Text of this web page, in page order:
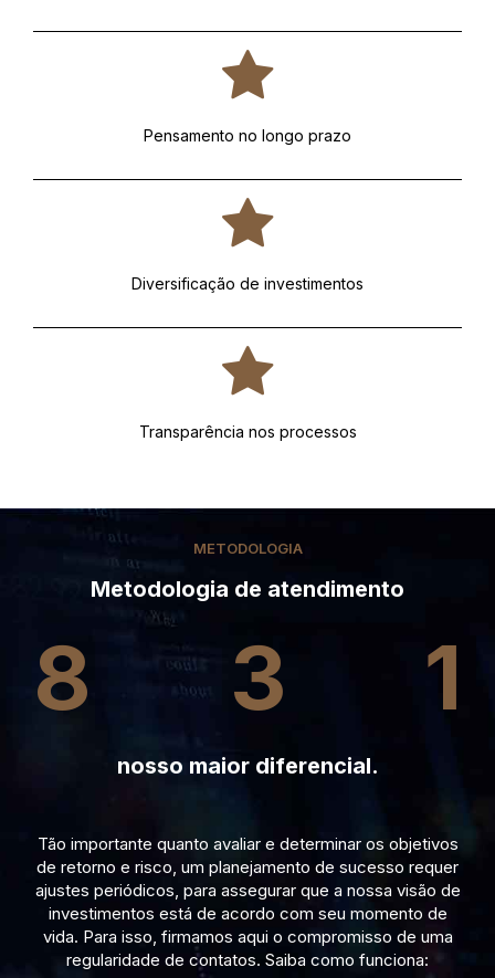
Pensamento no longo prazo
Diversificação de investimentos
Transparência nos processos
METODOLOGIA
Metodologia de atendimento
8 3 1
nosso maior diferencial.
Tão importante quanto avaliar e determinar os objetivos
de retorno e risco, um planejamento de sucesso requer
ajustes periódicos, para assegurar que a nossa visão de
investimentos está de acordo com seu momento de
vida. Para isso, firmamos aqui o compromisso de uma
regularidade de contatos. Saiba como funciona: